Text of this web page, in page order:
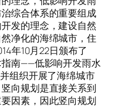
综合体系的重要组成
发的理念，建设自然
净化的海绵城市，住
年10月22日颁布了
指南——低影响开发雨水
组织开展了海绵城市
向规划是直接关系到
因素，因此竖向规划